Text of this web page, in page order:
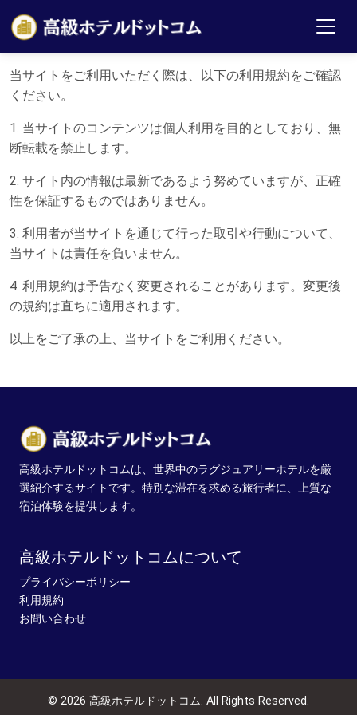
当サイトをご利用いただく際は、以下の利用規約をご確認
ください。
1. 当サイトのコンテンツは個人利用を目的としており、無
断転載を禁止します。
2. サイト内の情報は最新であるよう努めていますが、正確
性を保証するものではありません。
3. 利用者が当サイトを通じて行った取引や行動について、
当サイトは責任を負いません。
4. 利用規約は予告なく変更されることがあります。変更後
の規約は直ちに適用されます。
以上をご了承の上、当サイトをご利用ください。
高級ホテルドットコムは、世界中のラグジュアリーホテルを厳
選紹介するサイトです。特別な滞在を求める旅行者に、上質な
宿泊体験を提供します。
高級ホテルドットコムについて
プライバシーポリシー
利用規約
お問い合わせ
© 2026 高級ホテルドットコム. All Rights Reserved.